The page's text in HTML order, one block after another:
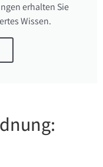
erhalten Sie
Wissen.